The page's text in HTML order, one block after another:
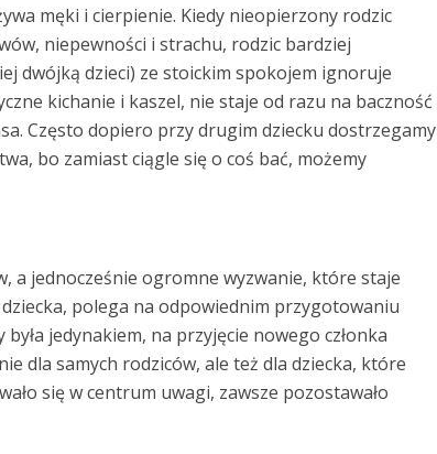
męki i cierpienie. Kiedy nieopierzony rodzic
niepewności i strachu, rodzic bardziej
dwójką dzieci) ze stoickim spokojem ignoruje
kichanie i kaszel, nie staje od razu na baczność
Często dopiero przy drugim dziecku dostrzegamy
bo zamiast ciągle się o coś bać, możemy
a jednocześnie ogromne wyzwanie, które staje
polega na odpowiednim przygotowaniu
jedynakiem, na przyjęcie nowego członka
dla samych rodziców, ale też dla dziecka, które
się w centrum uwagi, zawsze pozostawało